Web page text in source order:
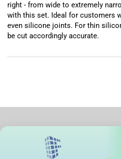
right - from wide to extremely
with this set. Ideal for customers
even silicone joints. For thin
be cut accordingly accurate.